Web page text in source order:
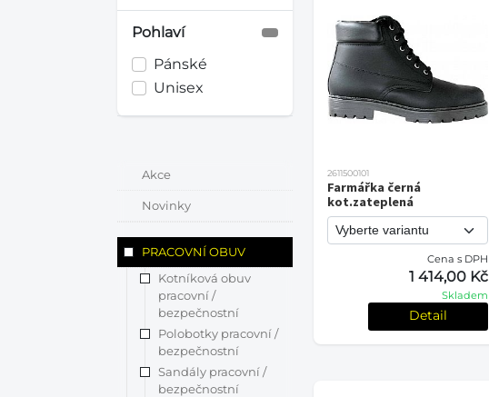
Pohlaví
Pánské
Unisex
Akce
Novinky
PRACOVNÍ OBUV
Kotníková obuv
pracovní /
bezpečnostní
Polobotky pracovní /
bezpečnostní
Sandály pracovní /
bezpečnostní
2611500101
Farmářka černá
kot.zateplená
Cena s DPH
1 414,00 Kč
Skladem
Detail